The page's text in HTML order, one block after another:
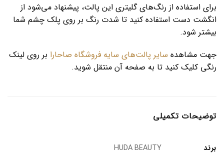
برای استفاده از رنگ‌های گلیتری این پالت، پیشنهاد می‌شود از
انگشت دست استفاده کنید تا شدت رنگ بر روی پلک چشم شما
بیشتر شود.
جهت مشاهده سایر پالت‌های سایه فروشگاه صاحارا بر روی لینک
رنگی کلیک کنید تا به صفحه آن منتقل شوید.
توضیحات تکمیلی
برند HUDA BEAUTY